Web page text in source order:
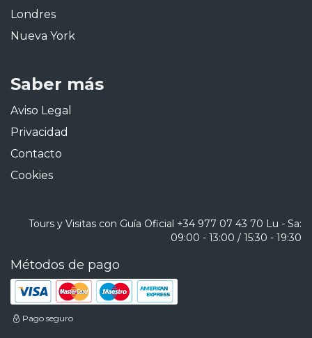
Londres
Nueva York
Saber más
Aviso Legal
Privacidad
Contacto
Cookies
Tours y Visitas con Guía Oficial +34 977 07 43 70 Lu - Sa:
09:00 - 13:00 / 15:30 - 19:30
Métodos de pago
Pago seguro